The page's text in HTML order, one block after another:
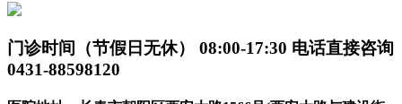
门诊时间（节假日无休） 08:00-17:30 电话直接咨询
0431-88598120